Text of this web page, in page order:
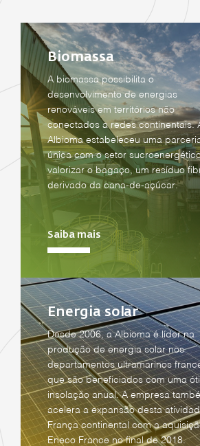
Biomassa
A biomassa possibilita o
desenvolvimento de energias
renováveis em territórios não
conectados a redes continentais.
Albioma estabeleceu uma
única com o setor
valorizar o bagaço, um resíduo
derivado da cana-de-açúcar.
Saiba mais
Energia solar
Desde 2006, a Albioma é líder na
produção de energia solar nos
departamentos ultramarinos
que são beneficiados com uma
insolação anual. A empresa
acelera a expansão desta
França continental com a
Eneco France no final de 2018.